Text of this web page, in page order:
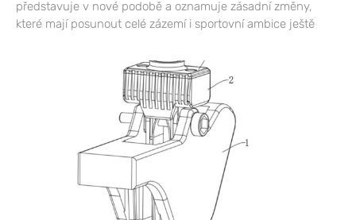
představuje v nové podobě a oznamuje zásadní změny,
které mají posunout celé zázemí i sportovní ambice ještě